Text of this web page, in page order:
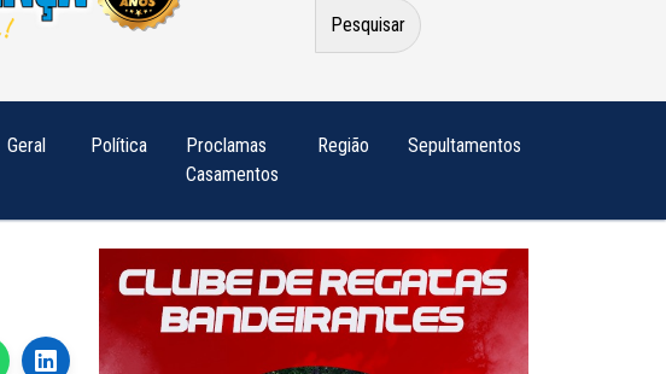
Geral Política
Proclamas
Casamentos
Região Sepultamentos